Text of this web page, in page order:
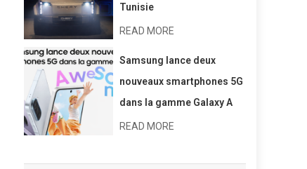
Tunisie
READ MORE
Samsung lance deux
nouveaux smartphones 5G
dans la gamme Galaxy A
READ MORE